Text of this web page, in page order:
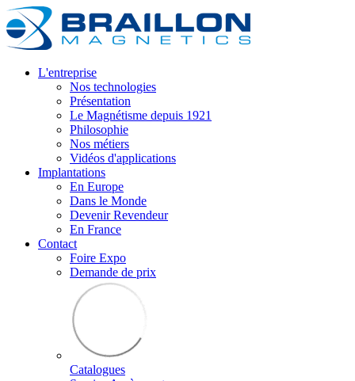
L'entreprise
Nos technologies
Présentation
Le Magnétisme depuis 1921
Philosophie
Nos métiers
Vidéos d'applications
Implantations
En Europe
Dans le Monde
Devenir Revendeur
En France
Contact
Foire Expo
Demande de prix
Catalogues